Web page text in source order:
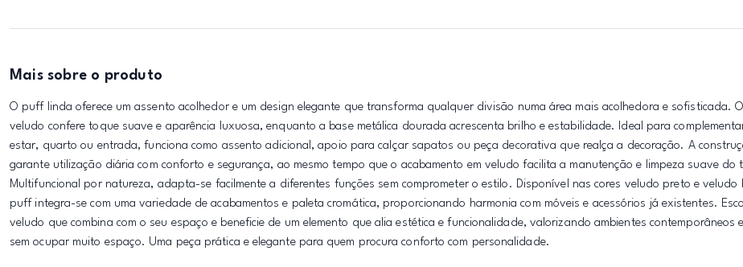
Mais sobre o produto
O puff linda oferece um assento acolhedor e um design elegante que transforma qualquer divisão numa área mais acolhedora e sofisticada.
veludo confere toque suave e aparência luxuosa, enquanto a base metálica dourada acrescenta brilho e estabilidade. Ideal para
estar, quarto ou entrada, funciona como assento adicional, apoio para calçar sapatos ou peça decorativa que realça a decoração. A
garante utilização diária com conforto e segurança, ao mesmo tempo que o acabamento em veludo facilita a manutenção e limpeza suave do
Multifuncional por natureza, adapta-se facilmente a diferentes funções sem comprometer o estilo. Disponível nas cores veludo preto e veludo
puff integra-se com uma variedade de acabamentos e paleta cromática, proporcionando harmonia com móveis e acessórios já existentes.
veludo que combina com o seu espaço e beneficie de um elemento que alia estética e funcionalidade, valorizando ambientes contemporâneos
sem ocupar muito espaço. Uma peça prática e elegante para quem procura conforto com personalidade.